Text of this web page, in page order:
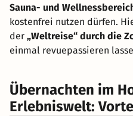
Sauna- und
kostenfrei nutzen dürfen.
der „Weltreise“ durch die
einmal revuepassieren
Übernachten im
Erlebniswelt: